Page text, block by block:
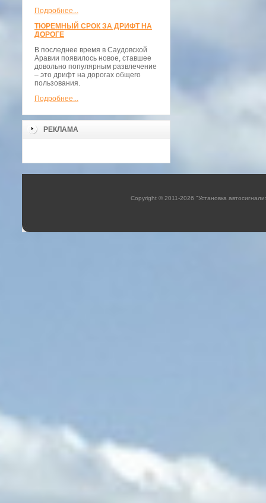
Подробнее...
ТЮРЕМНЫЙ СРОК ЗА ДРИФТ НА
ДОРОГЕ
В последнее время в Саудовской
Аравии появилось новое, ставшее
довольно популярным развлечение
– это дрифт на дорогах общего
пользования.
Подробнее...
РЕКЛАМА
Copyright © 2011-2026 "Установка